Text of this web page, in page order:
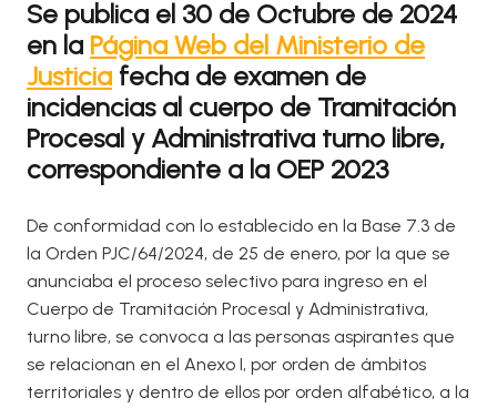
Se publica el 30 de Octubre de 2024
en la Página Web del Ministerio de
Justicia fecha de examen de
incidencias al cuerpo de Tramitación
Procesal y Administrativa turno libre,
correspondiente a la OEP 2023
De conformidad con lo establecido en la Base 7.3 de
la Orden PJC/64/2024, de 25 de enero, por la que se
anunciaba el proceso selectivo para ingreso en el
Cuerpo de Tramitación Procesal y Administrativa,
turno libre, se convoca a las personas aspirantes que
se relacionan en el Anexo I, por orden de ámbitos
territoriales y dentro de ellos por orden alfabético, a la